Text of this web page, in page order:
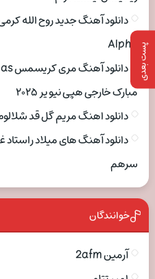
پست بعدی
Alpha
مبارک خارجی هپی نیو یر ۲۰۲۵
دانلود اهنگ مریم گل قد
دانلود آهنگ های میلاد
سرهم
خوانندگان
آرمین 2afm